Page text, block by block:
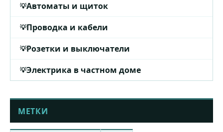
Автоматы и щиток
Проводка и кабели
Розетки и выключатели
Электрика в частном доме
МЕТКИ